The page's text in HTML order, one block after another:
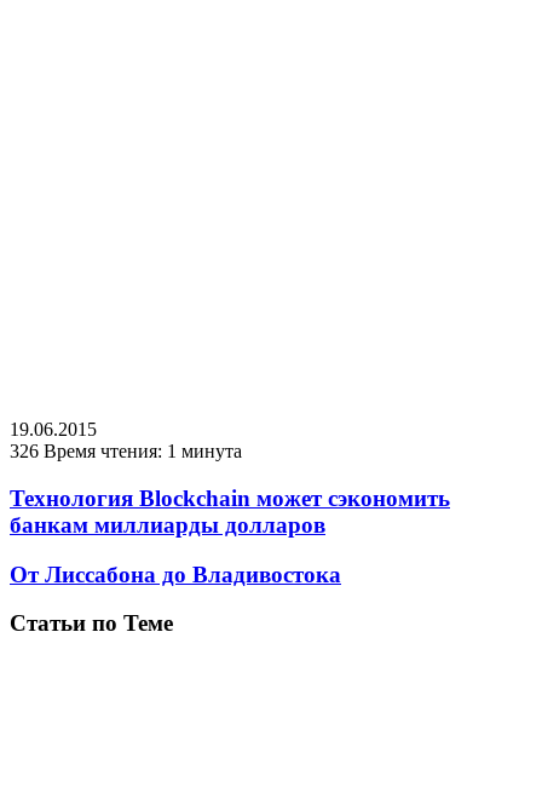
19.06.2015
326 Время чтения: 1 минута
Технология Blockchain может сэкономить
банкам миллиарды долларов
От Лиссабона до Владивостока
Статьи по Теме